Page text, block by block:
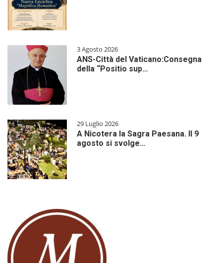
3 Agosto 2026
ANS-Città del Vaticano:Consegna
della “Positio sup…
29 Luglio 2026
A Nicotera la Sagra Paesana. Il 9
agosto si svolge…